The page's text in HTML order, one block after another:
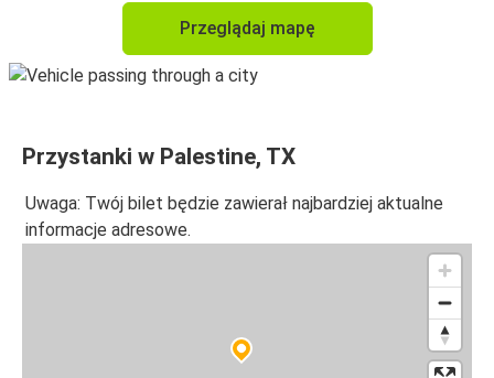
Przeglądaj mapę
Przystanki w Palestine, TX
Uwaga: Twój bilet będzie zawierał najbardziej aktualne
informacje adresowe.